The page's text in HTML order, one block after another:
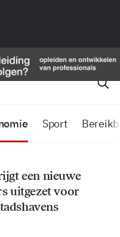
Sport
een nieuwe
uitgezet voor